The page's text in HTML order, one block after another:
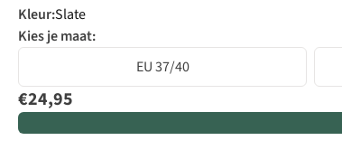
Kleur:Slate
Kies je maat:
EU 37/40
€24,95